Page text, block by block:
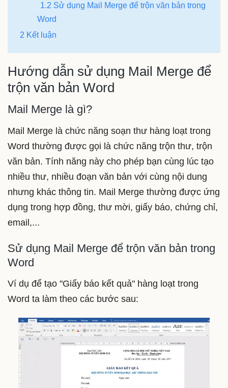
1.2 Sử dụng Mail Merge để trộn văn bản trong
Word
2 Kết luận
Hướng dẫn sử dụng Mail Merge để
trộn văn bản Word
Mail Merge là gì?
Mail Merge là chức năng soạn thư hàng loạt trong
Word thường được gọi là chức năng trộn thư, trộn
văn bản. Tính năng này cho phép bạn cùng lúc tạo
nhiều thư, nhiều đoạn văn bản với cùng nội dung
nhưng khác thông tin. Mail Merge thường được ứng
dụng trong hợp đồng, thư mời, giấy báo, chứng chỉ,
email,...
Sử dụng Mail Merge để trộn văn bản trong
Word
Ví dụ để tạo "Giấy báo kết quả" hàng loạt trong
Word ta làm theo các bước sau: